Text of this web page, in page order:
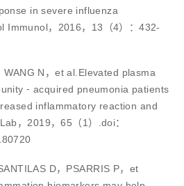
in severe influenza
Immunol，2016，13（4）：432-
WANG N，et al.Elevated plasma
⁃ acquired pneumonia patients
inflammatory reaction and
，2019，65（1）.doi：
D，PSARRIS P，et